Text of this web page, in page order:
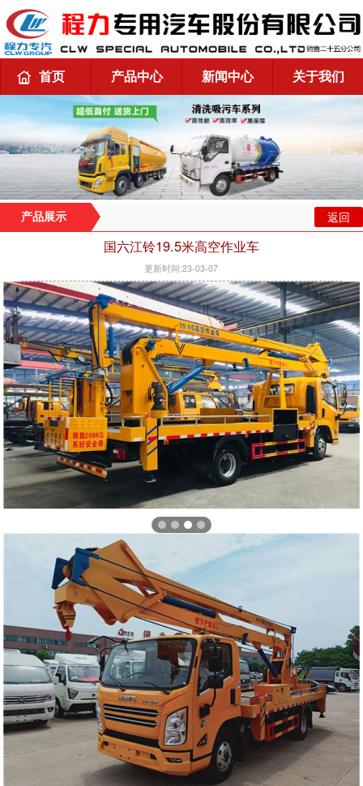
首页 产品中心 新闻中心 关于我们
产品展示 返回
国六江铃19.5米高空作业车
更新时间:23-03-07